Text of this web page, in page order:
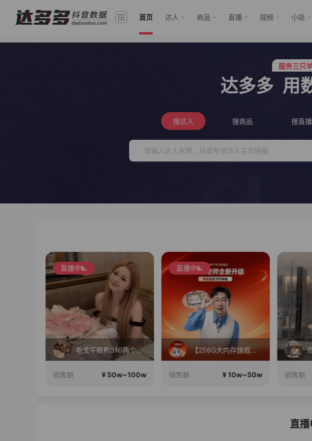
首页 达人 商品 直播 视频 小店
服务三只
行业价格
服务三只
达多多 用
搜达人 搜商品 搜直播
直播中
毛戈平眼影310两个正装！
销售额 ¥ 50w~100w
直播中
【256G大内存旗舰首发专场】郭晓东空降作业帮总部！
销售额 ¥ 10w~50w 销售额
直